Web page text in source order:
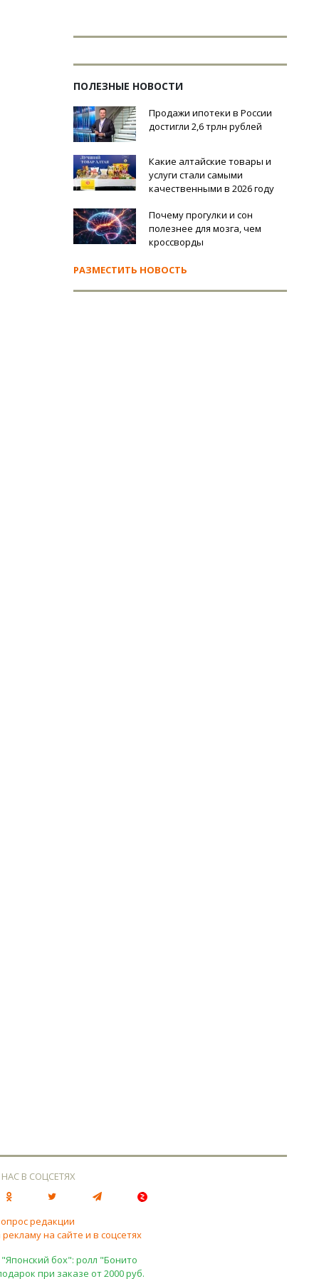
ПОЛЕЗНЫЕ НОВОСТИ
Продажи ипотеки в России
достигли 2,6 трлн рублей
Какие алтайские товары и
услуги стали самыми
качественными в 2026 году
Почему прогулки и сон
полезнее для мозга, чем
кроссворды
РАЗМЕСТИТЬ НОВОСТЬ
В СОЦСЕТЯХ
редакции
на сайте и в соцсетях
бох": ролл "Бонито
при заказе от 2000 руб.